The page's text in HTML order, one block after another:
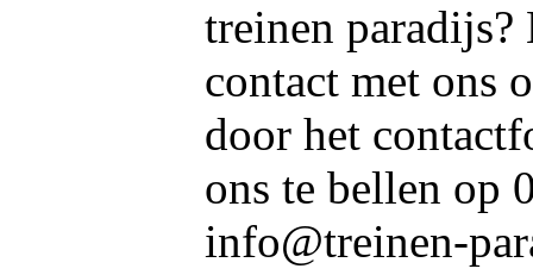
treinen paradijs?
contact met ons
door het
ons te bellen op
info@treinen-